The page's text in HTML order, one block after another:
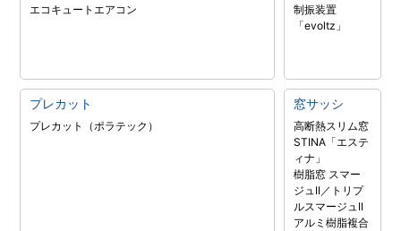
エコキュートエアコン
制振装置
「evoltz」
プレカット
プレカット（ポラテック）
窓サッシ
高断熱スリム窓
STINA「エステ
ィナ」
樹脂窓 スマー
ジュII／トリプ
ルスマージュII
アルミ樹脂複合